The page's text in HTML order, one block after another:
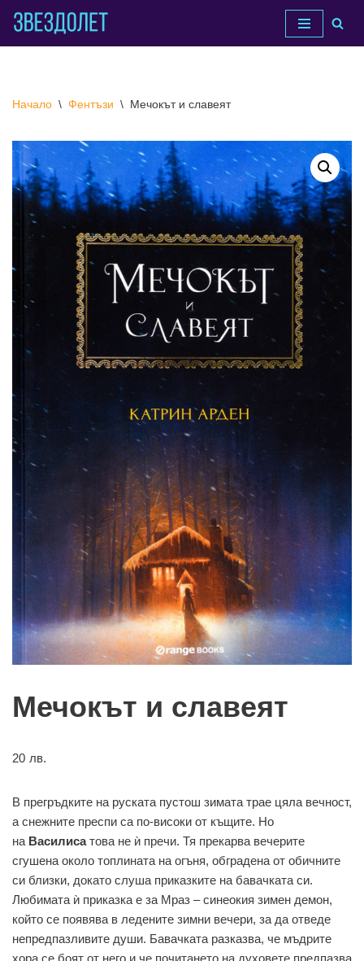
Продължете
Начало \ Фентъзи \ Мечокът и славеят
Мечокът и славеят
20 лв.
В прегръдките на руската пустош зимата трае цяла вечност,
а снежните преспи са по-високи от къщите. Но
на Василисатова не ѝ пречи. Тя прекарва вечерите
сгушена около топлината на огъня, обградена от обичните
си близки, докато слуша приказките на бавачката си.
Любимата ѝ приказка е за Мраз – синеокия зимен демон,
който се появява в ледените зимни вечери, за да отведе
непредпазливите души. Бавачката разказва, че мъдрите
хора се боят от него и че почитането на духовете предпазва